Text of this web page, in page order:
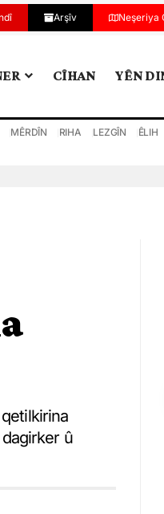
Arşîv Neşeriya
CÎHAN YÊN
MÊRDÎN RIHA LEZGÎN ÊLIH
û